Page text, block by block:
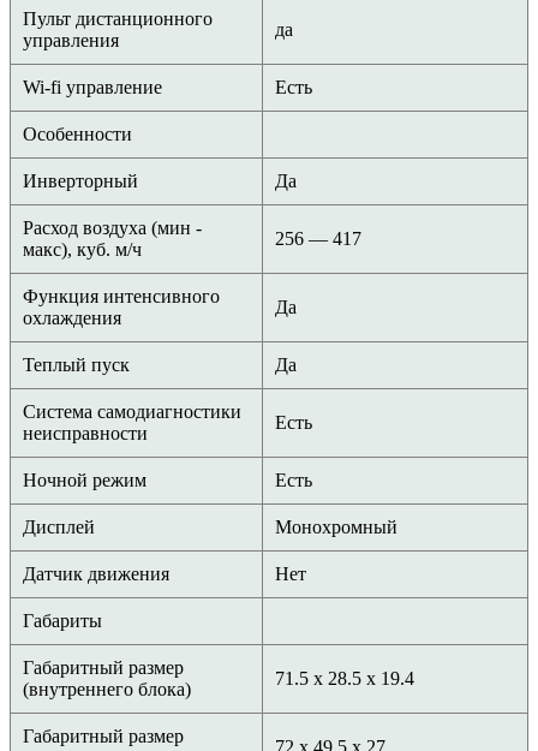
Пульт дистанционного
управления
да
Wi-fi управление Есть
Особенности
Инверторный Да
Расход воздуха (мин -
макс), куб. м/ч
256 — 417
Функция интенсивного
охлаждения
Да
Теплый пуск Да
Система самодиагностики
неисправности
Есть
Ночной режим Есть
Дисплей Монохромный
Датчик движения Нет
Габариты
Габаритный размер
(внутреннего блока)
71.5 x 28.5 x 19.4
Габаритный размер
72 x 49.5 x 27